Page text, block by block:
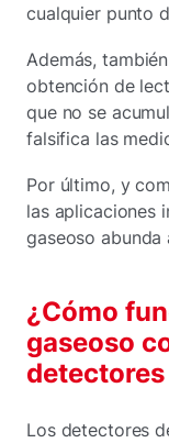
cualquier punto
Además,
obtención de
que no se
falsifica las
Por último, y
las aplicaciones
gaseoso abunda
¿Cómo
gaseoso
Los detectores